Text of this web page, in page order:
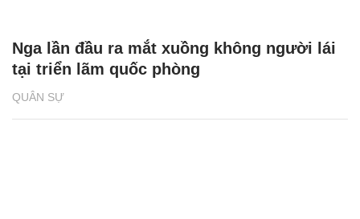
QUÂN SỰ
Nga lần đầu ra mắt xuồng không người lái
tại triển lãm quốc phòng